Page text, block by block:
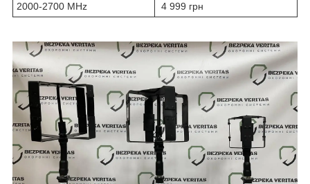
2000-2700 MHz
4 999 грн